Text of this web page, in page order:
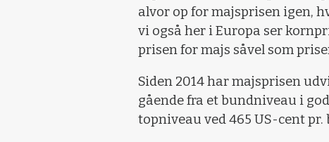
alvor op for majsprisen igen,
vi også her i Europa ser
prisen for majs såvel som
Siden 2014 har majsprisen
gående fra et bundniveau i
topniveau ved 465 US-cent pr.